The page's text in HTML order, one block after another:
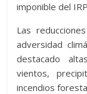
imponible del
Las
adversidad
destacado
vientos,
incendios